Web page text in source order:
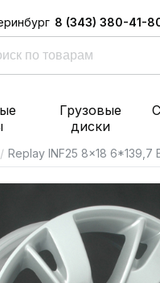
8 (343) 380-41-
Грузовые
диски
/ Replay INF25 8x18 6*139,7